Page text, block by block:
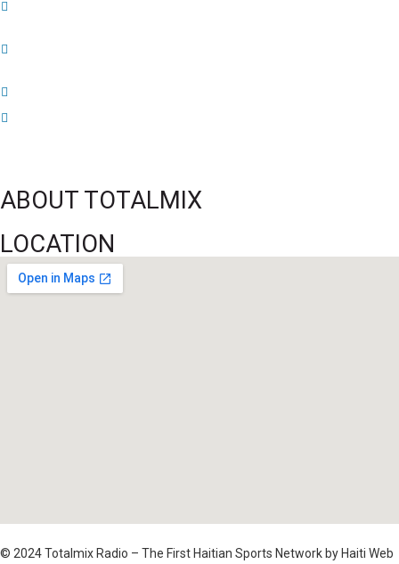
ABOUT TOTALMIX
LOCATION
© 2024 Totalmix Radio – The First Haitian Sports Network by Haiti Web